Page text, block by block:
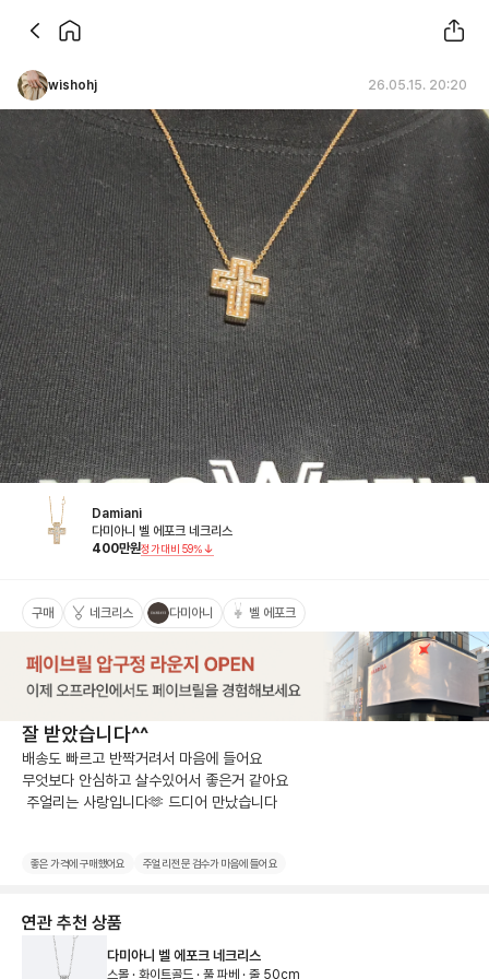
wishohj 26.05.15. 20:20
Damiani
다미아니 벨 에포크 네크리스
400만원정가대비 59%
구매 네크리스 다미아니 벨 에포크
잘 받았습니다^^
배송도 빠르고 반짝거려서 마음에 들어요
무엇보다 안심하고 살수있어서 좋은거 같아요
주얼리는 사랑입니다🫶 드디어 만났습니다
좋은 가격에 구매했어요 주얼리 전문 검수가 마음에 들어요
연관 추천 상품
다미아니 벨 에포크 네크리스
스몰 · 화이트골드 · 풀 파베 · 줄 50cm